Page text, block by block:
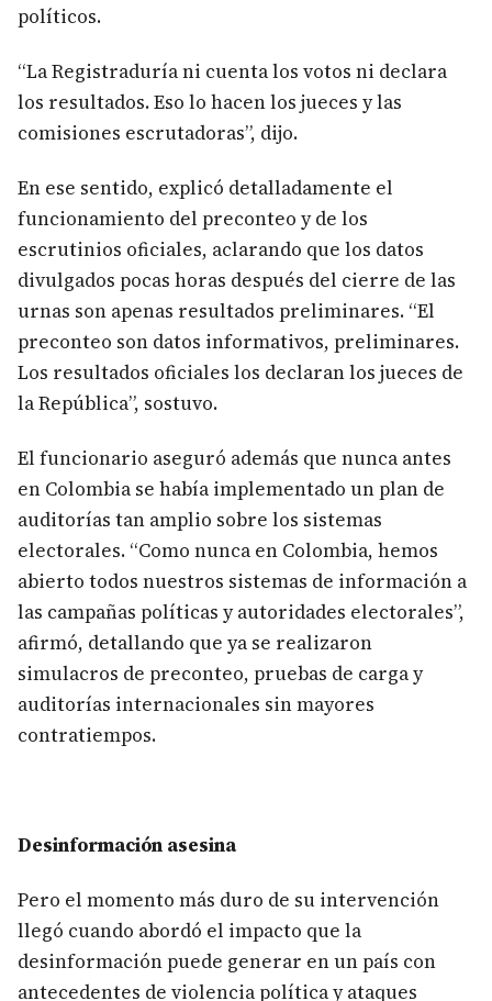
políticos.
“La Registraduría ni cuenta los votos ni declara
los resultados. Eso lo hacen los jueces y las
comisiones escrutadoras”, dijo.
En ese sentido, explicó detalladamente el
funcionamiento del preconteo y de los
escrutinios oficiales, aclarando que los datos
divulgados pocas horas después del cierre de las
urnas son apenas resultados preliminares. “El
preconteo son datos informativos, preliminares.
Los resultados oficiales los declaran los jueces de
la República”, sostuvo.
El funcionario aseguró además que nunca antes
en Colombia se había implementado un plan de
auditorías tan amplio sobre los sistemas
electorales. “Como nunca en Colombia, hemos
abierto todos nuestros sistemas de información a
las campañas políticas y autoridades electorales”,
afirmó, detallando que ya se realizaron
simulacros de preconteo, pruebas de carga y
auditorías internacionales sin mayores
contratiempos.
Desinformación asesina
Pero el momento más duro de su intervención
llegó cuando abordó el impacto que la
desinformación puede generar en un país con
antecedentes de violencia política y ataques